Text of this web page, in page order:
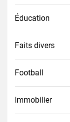
Éducation
Faits divers
Football
Immobilier